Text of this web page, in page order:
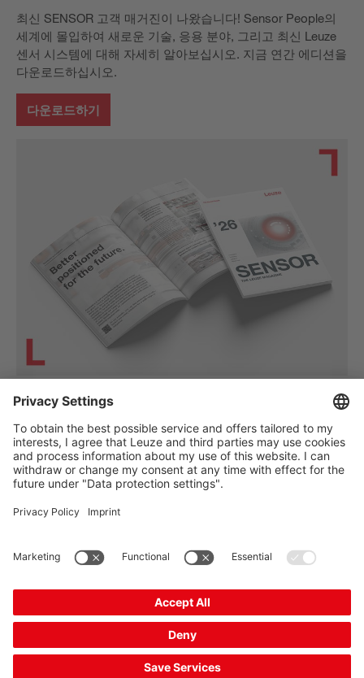
최신 SENSOR 고객 매거진이 나왔습니다! Sensor People의
세계에 몰입하여 새로운 기술, 응용 분야, 그리고 최신 Leuze
센서 시스템에 대해 자세히 알아보십시오. 지금 연간 에디션을
다운로드하십시오.
다운로드하기
The Sensor People
바로 가기
뉴스레터